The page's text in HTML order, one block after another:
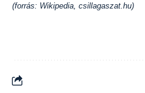
(forrás: Wikipedia, csillagaszat.hu)